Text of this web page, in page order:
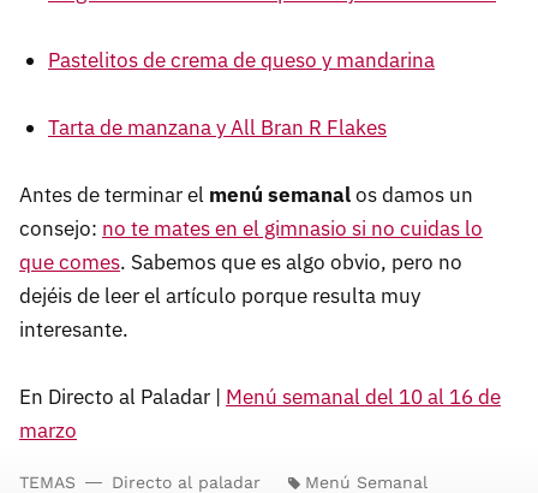
Pastelitos de crema de queso y mandarina
Tarta de manzana y All Bran R Flakes
Antes de terminar el menú semanalos damos un
consejo: no te mates en el gimnasio si no cuidas lo
que comes. Sabemos que es algo obvio, pero no
dejéis de leer el artículo porque resulta muy
interesante.
En Directo al Paladar | Menú semanal del 10 al 16 de
marzo
TEMAS Directo al paladar Menú Semanal